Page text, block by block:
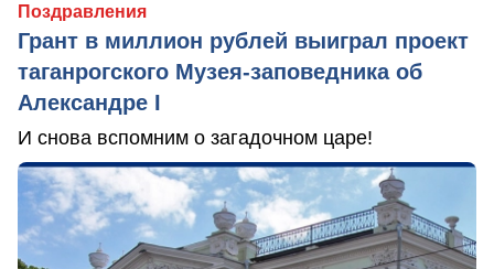
Поздравления
Грант в миллион рублей выиграл проект
таганрогского Музея-заповедника об
Александре I
И снова вспомним о загадочном царе!